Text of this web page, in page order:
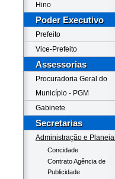
Hino
Poder Executivo
Prefeito
Vice-Prefeito
Assessorias
Procuradoria Geral do
Município - PGM
Gabinete
Secretarias
Administração e
Concidade
Contrato Agência de
Publicidade